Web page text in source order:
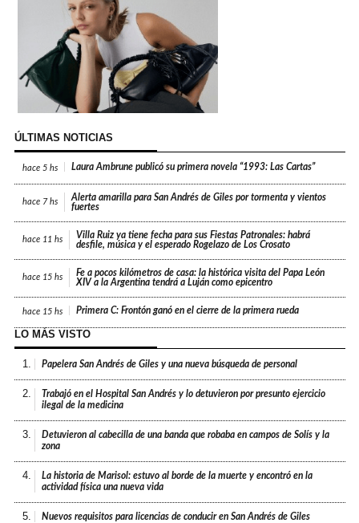
ÚLTIMAS NOTICIAS
hace 5 hs Laura Ambrune publicó su primera novela “1993: Las Cartas”
hace 7 hs
Alerta amarilla para San Andrés de Giles por tormenta y vientos
fuertes
hace 11 hs
Villa Ruiz ya tiene fecha para sus Fiestas Patronales: habrá
desfile, música y el esperado Rogelazo de Los Crosato
hace 15 hs
Fe a pocos kilómetros de casa: la histórica visita del Papa León
XIV a la Argentina tendrá a Luján como epicentro
hace 15 hs Primera C: Frontón ganó en el cierre de la primera rueda
LO MÁS VISTO
1. Papelera San Andrés de Giles y una nueva búsqueda de personal
2.
Trabajó en el Hospital San Andrés y lo detuvieron por presunto ejercicio
ilegal de la medicina
3.
Detuvieron al cabecilla de una banda que robaba en campos de Solís y la
zona
4.
La historia de Marisol: estuvo al borde de la muerte y encontró en la
actividad física una nueva vida
5. Nuevos requisitos para licencias de conducir en San Andrés de Giles